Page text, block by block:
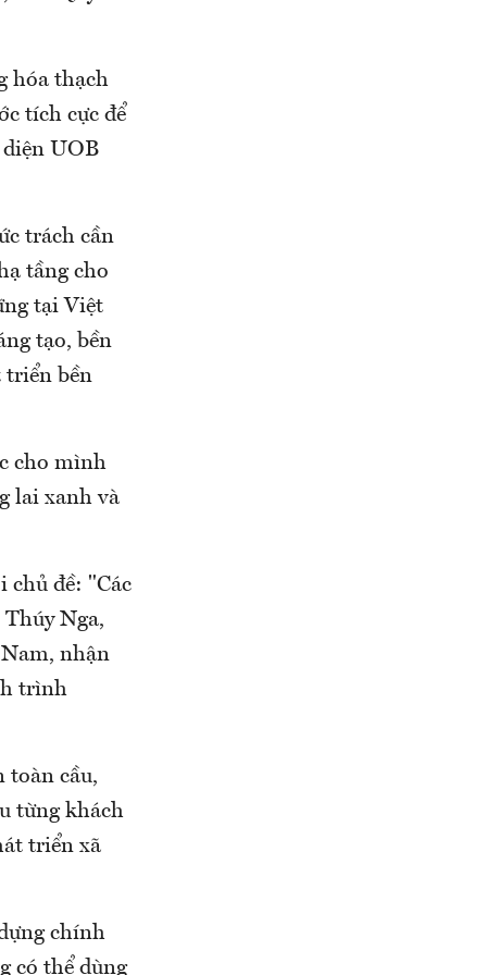
hóa thạch
tích cực để
UOB
trách cần
tầng cho
tại Việt
tạo, bền
triển bền
cho mình
lai xanh và
chủ đề: "Các
Nga,
nhận
trình
toàn cầu,
từng khách
triển xã
chính
có thể dùng